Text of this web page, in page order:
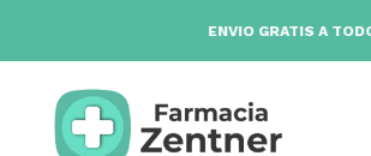
ENVIO GRATIS A TODO EL